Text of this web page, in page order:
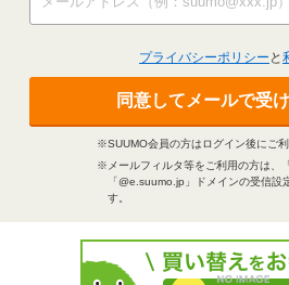
プライバシーポリシー と
同意してメールで受
※SUUMO会員の方はログイン後にご利
※メールフィルタ等をご利用の方は、
「@e.suumo.jp」ドメインの受信設
す。